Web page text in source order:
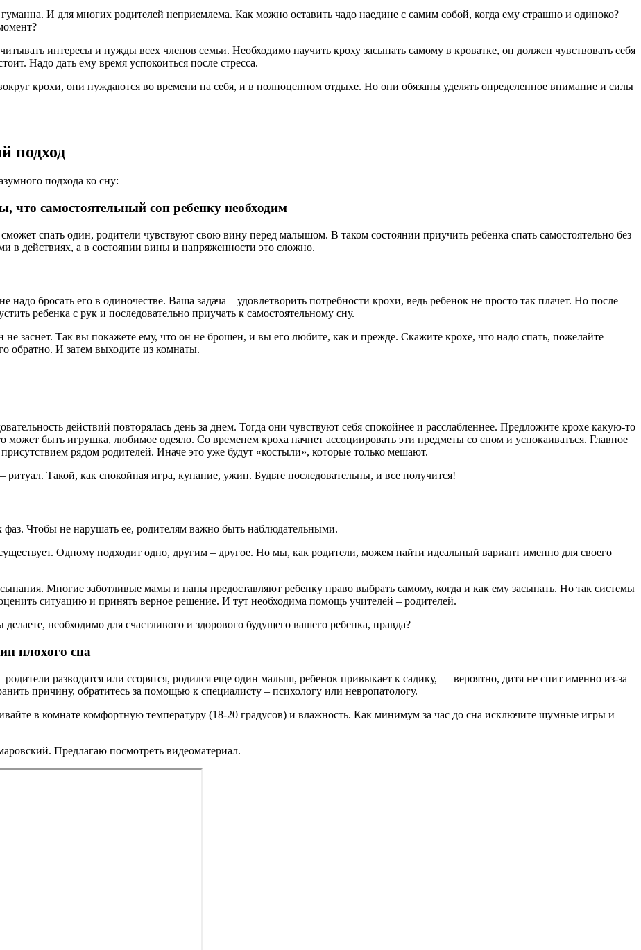
И для многих родителей неприемлема. Как можно оставить чадо наедине с самим собой, когда ему страшно и одиноко?
интересы и нужды всех членов семьи. Необходимо научить кроху засыпать самому в кроватке, он должен чувствовать себя
Надо дать ему время успокоиться после стресса.
крохи, они нуждаются во времени на себя, и в полноценном отдыхе. Но они обязаны уделять определенное внимание и силы
подход
подхода ко сну:
самостоятельный сон ребенку необходим
спать один, родители чувствуют свою вину перед малышом. В таком состоянии приучить ребенка спать самостоятельно без
в действиях, а в состоянии вины и напряженности это сложно.
надо бросать его в одиночестве. Ваша задача – удовлетворить потребности крохи, ведь ребенок не просто так плачет. Но после
ребенка с рук и последовательно приучать к самостоятельному сну.
заснет. Так вы покажете ему, что он не брошен, и вы его любите, как и прежде. Скажите крохе, что надо спать, пожелайте
обратно. И затем выходите из комнаты.
действий повторялась день за днем. Тогда они чувствуют себя спокойнее и расслабленнее. Предложите крохе какую-то
быть игрушка, любимое одеяло. Со временем кроха начнет ассоциировать эти предметы со сном и успокаиваться. Главное
рядом родителей. Иначе это уже будут «костыли», которые только мешают.
Такой, как спокойная игра, купание, ужин. Будьте последовательны, и все получится!
фаз. Чтобы не нарушать ее, родителям важно быть наблюдательными.
Одному подходит одно, другим – другое. Но мы, как родители, можем найти идеальный вариант именно для своего
Многие заботливые мамы и папы предоставляют ребенку право выбрать самому, когда и как ему засыпать. Но так системы
ситуацию и принять верное решение. И тут необходима помощь учителей – родителей.
необходимо для счастливого и здорового будущего вашего ребенка, правда?
плохого сна
разводятся или ссорятся, родился еще один малыш, ребенок привыкает к садику, — вероятно, дитя не спит именно из-за
причину, обратитесь за помощью к специалисту – психологу или невропатологу.
в комнате комфортную температуру (18-20 градусов) и влажность. Как минимум за час до сна исключите шумные игры и
Предлагаю посмотреть видеоматериал.